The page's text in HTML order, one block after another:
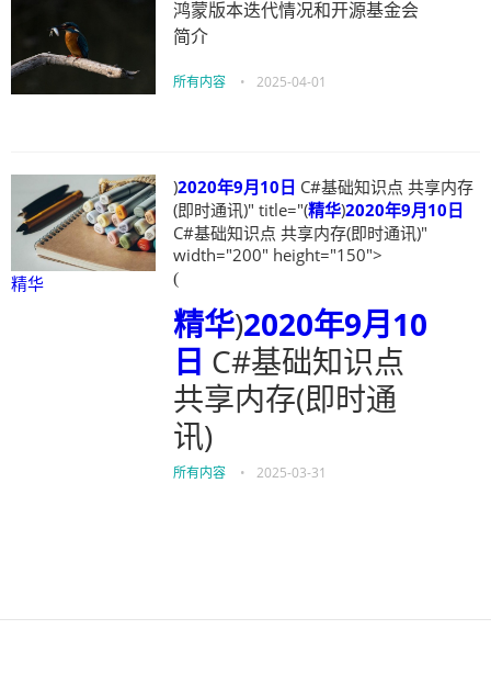
鸿蒙版本迭代情况和开源基金会
简介
所有内容 • 2025-04-01
精华
)2020年9月10日 C#基础知识点 共享内存
(即时通讯)" title="(精华)2020年9月10日
C#基础知识点 共享内存(即时通讯)"
width="200" height="150">
(
精华)2020年9月10
日 C#基础知识点
共享内存(即时通
讯)
所有内容 • 2025-03-31